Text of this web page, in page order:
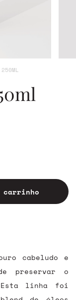
cabeludo e
preservar o
linha foi